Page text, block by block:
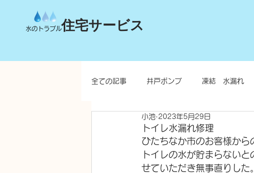
水のトラブル住宅サービス
全ての記事 井戸ポンプ 凍結 水漏れ
洗面所 お風呂
水栓柱・不凍水栓柱
トイレ水漏れ修理
小池 2023年5月29日
ひたちなか市のお客様から
トイレの水が貯まらない
せていただき無事直りした。